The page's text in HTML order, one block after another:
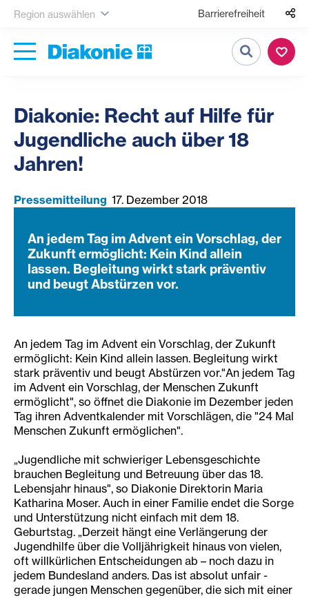
Region auswählen Barrierefreiheit
Suche
Diakonie: Recht auf Hilfe für
Jugendliche auch über 18
Jahren!
Pressemitteilung 17. Dezember 2018
An jedem Tag im Advent ein Vorschlag, der
Zukunft ermöglicht: Kein Kind allein
lassen. Begleitung wirkt stark präventiv
und beugt Abstürzen vor.
An jedem Tag im Advent ein Vorschlag, der Zukunft
ermöglicht: Kein Kind allein lassen. Begleitung wirkt
stark präventiv und beugt Abstürzen vor."An jedem Tag
im Advent ein Vorschlag, der Menschen Zukunft
ermöglicht", so öffnet die Diakonie im Dezember jeden
Tag ihren Adventkalender mit Vorschlägen, die "24 Mal
Menschen Zukunft ermöglichen".
„Jugendliche mit schwieriger Lebensgeschichte
brauchen Begleitung und Betreuung über das 18.
Lebensjahr hinaus", so Diakonie Direktorin Maria
Katharina Moser. Auch in einer Familie endet die Sorge
und Unterstützung nicht einfach mit dem 18.
Geburtstag. „Derzeit hängt eine Verlängerung der
Jugendhilfe über die Volljährigkeit hinaus von vielen,
oft willkürlichen Entscheidungen ab – noch dazu in
jedem Bundesland anders. Das ist absolut unfair -
gerade jungen Menschen gegenüber, die sich mit einer